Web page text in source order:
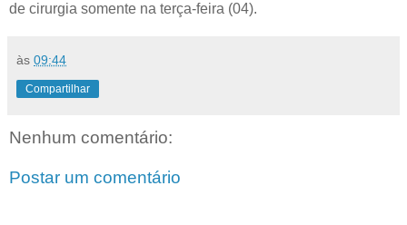
de cirurgia somente na terça-feira (04).
às 09:44
Compartilhar
Nenhum comentário:
Postar um comentário